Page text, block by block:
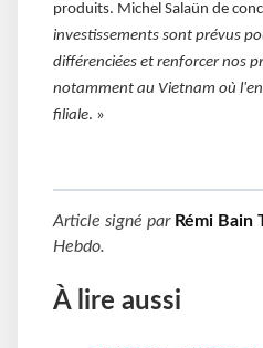
produits. Michel Salaün de
investissements sont prévus
différenciées et renforcer nos
notamment au Vietnam où
filiale. »
Article signé par Rémi Bain
Hebdo.
À lire aussi